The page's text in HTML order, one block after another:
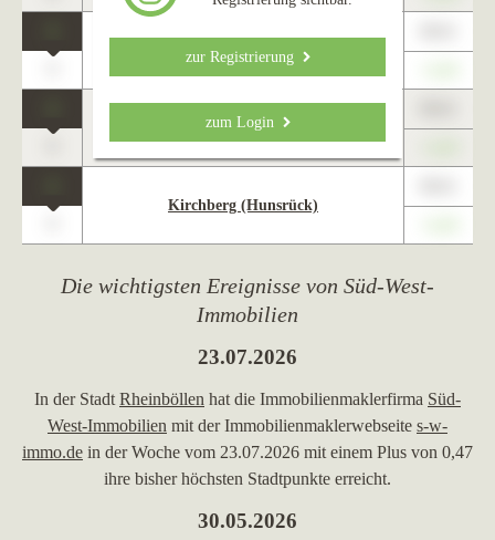
zur Registrierung
zum Login
Kastellaun
Simmern/Hunsrück
Kirchberg (Hunsrück)
Die wichtigsten Ereignisse von Süd-West-
Immobilien
23.07.2026
In der Stadt Rheinböllen hat die Immobilienmaklerfirma Süd-
West-Immobilien mit der Immobilienmaklerwebseite s-w-
immo.de in der Woche vom 23.07.2026 mit einem Plus von 0,47
ihre bisher höchsten Stadtpunkte erreicht.
30.05.2026